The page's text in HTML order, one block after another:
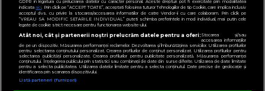
GDPR in legatura cu prelucrarea datelor cu caracter personal. Aceste drepturi pot fi exercitate prin modalitatea
indicataaici. Prin click pe “ACCEPT TOATE”, acceptati folosirea tuturor Tehnologiilor de tip Cookie, care implica inclusiv
acceptul dvs. cu privire la stocarea/accesarea informatiilor de catre Vendor-ii cu care colaboram. Prin click pe
“VREAU SA MODIFIC SETARILE INDIVIDUAL” puteti schimba preferintele in mod individual, mai putin cele
legate de cookie strict necesare pentru functionarea website-ului.
Atât noi, cât și partenerii noștri prelucrăm datele pentru a oferi: Stocarea și/sau
accesarea informațiilor
de pe un dispozitiv. Măsurarea performanței reclamelor. Dezvoltarea și îmbunătățirea serviciilor. Utilizarea profilurilor
pentru selectarea conținutului personalizat. Crearea profilurilor de conținut personalizat. Utilizarea profilurilor pentru
selectarea publicității personalizate. Crearea profilurilor pentru publicitate personalizată. Măsurarea performanței
conținutului. Înțelegerea publicului prin statistici sau combinații de date din surse diferite. Utilizarea de date limitate
pentru a selecta publicitatea. Utilizarea datelor limitate pentru a selecta conținutul. Date precise de geolocație și
identificarea prin scanarea dispozitivului.
Listă parteneri (furnizori)